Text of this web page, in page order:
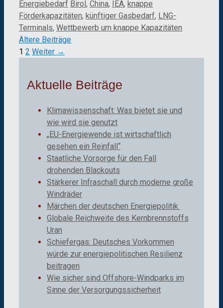
Kategorien
Energiebedarf Schlagwörter
Birol, China, IEA, knappe
Förderkapazitäten, künftiger Gasbedarf, LNG-
Terminals, Wettbewerb um knappe Kapazitäten
Ältere Beiträge
Seite
1 Seite
2 Weiter →
Aktuelle Beiträge
Klimawissenschaft: Was bietet sie und
wie wird sie genutzt
„EU-Energiewende ist wirtschaftlich
gesehen ein Reinfall“
Staatliche Vorsorge für den Fall
drohenden Blackouts
Stärkerer Infraschall durch moderne große
Windräder
Märchen der deutschen Energiepolitik
Globale Reichweite des Kernbrennstoffs
Uran
Schiefergas: Deutsches Vorkommen
würde zur energiepolitischen Resilienz
beitragen
Wie sicher sind Offshore-Windparks im
Sinne der Versorgungssicherheit